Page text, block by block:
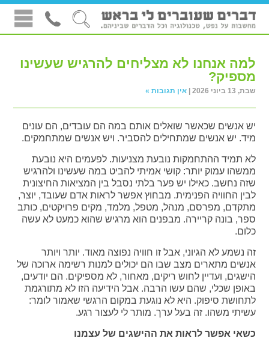
למה אנחנו לא מצליחים להרגיש שעשינו
מספיק?
שבת, 13 ביוני 2026 | אין תגובות »
יש אנשים שכאשר שואלים אותם במה הם עובדים, הם עונים
מיד. יש אנשים שמתחילים להסביר. ויש אנשים שמתחמקים.
לא תמיד ההתחמקות נובעת מצניעות. לפעמים היא נובעת
ממשהו עמוק יותר: קושי אמיתי להביט במה שעשינו ולהרגיש
שזה נחשב. כאילו יש פער בלתי נסבל בין המציאות החיצונית
לבין החוויה הפנימית. מבחוץ אפשר לראות אדם שעובד, יוצר,
מתקדם, מפרסם, מנהל, מטפל, מלמד, מקים פרויקטים, כותב
ספר, בונה קריירה. מבפנים הוא מרגיש שהוא כמעט לא עשה
כלום.
זה נשמע לא הגיוני, אבל זו חוויה נפוצה מאוד. יותר ויותר
אנשים מתארים מצב שבו הם יכולים למנות רשימה ארוכה של
הישגים, ועדיין לחוש ריקים, מאחור, לא מספיקים. הם יודעים,
באופן שכלי, שהם עשו הרבה. אבל הידיעה הזו לא מתורגמת
לתחושת סיפוק. היא לא נוגעת במקום הרגשי שאמור לומר:
עשיתי משהו. זה בעל ערך. מותר לי לעצור רגע.
כשאי אפשר לראות את ההישגים של עצמנו